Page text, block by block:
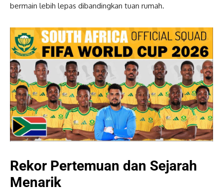
bermain lebih lepas dibandingkan tuan rumah.
Rekor Pertemuan dan Sejarah
Menarik